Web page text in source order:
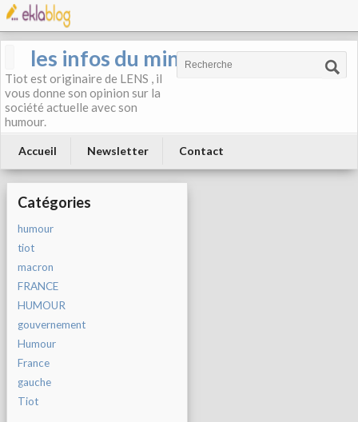
les infos du mineur
Tiot est originaire de LENS , il
vous donne son opinion sur la
société actuelle avec son
humour.
Accueil Newsletter Contact
Catégories
humour
tiot
macron
FRANCE
HUMOUR
gouvernement
Humour
France
gauche
Tiot